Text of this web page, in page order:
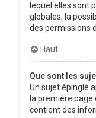
lequel elles sont
globales, la
des permissions
Haut
Que sont les
Un sujet épinglé
la première page
contient des